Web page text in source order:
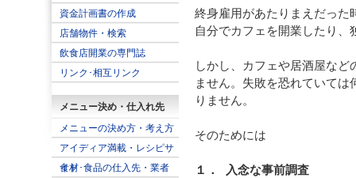
資金計画書の作成
店舗物件・検索
飲食店開業の専門誌
リンク･相互リンク
メニュー決め・仕入れ先
メニューの決め方・考え方
アイディア満載・レシピサ
イト
食材･食品の仕入先・業者
終身雇用があたりまえだった
自分でカフェを開業したり
しかし、カフェや居酒屋な
ません。失敗を恐れていて
りません。
そのためには
１． 入念な事前調査